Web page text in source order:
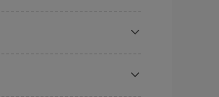
el vuelo más barato.